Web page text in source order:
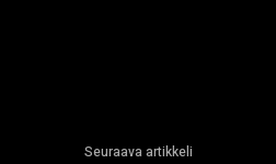
Seuraava artikkeli